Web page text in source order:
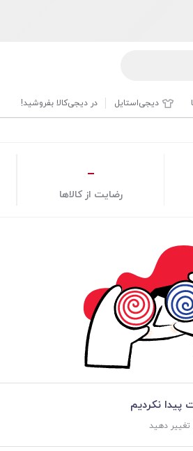
دیجی‌استایل در دیجی‌کالا بفروشید!
_
رضایت از کالاها
پیدا نکردیم
تغییر دهید